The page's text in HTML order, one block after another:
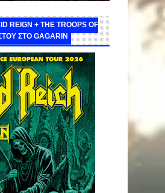
REIGN + THE TROOPS OF
ΣΤΟ GAGARIN